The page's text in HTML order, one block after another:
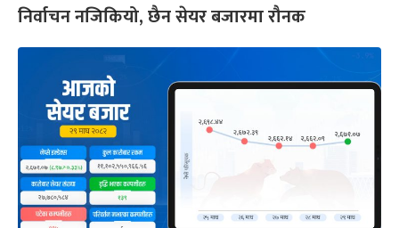
निर्वाचन नजिकियो, छैन सेयर बजारमा रौनक